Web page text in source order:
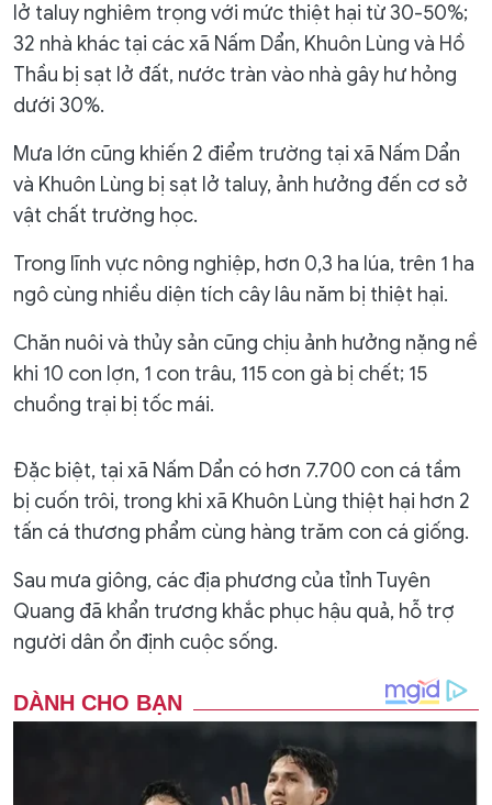
lở taluy nghiêm trọng với mức thiệt hại từ 30-50%;
32 nhà khác tại các xã Nấm Dẩn, Khuôn Lùng và Hồ
Thầu bị sạt lở đất, nước tràn vào nhà gây hư hỏng
dưới 30%.
Mưa lớn cũng khiến 2 điểm trường tại xã Nấm Dẩn
và Khuôn Lùng bị sạt lở taluy, ảnh hưởng đến cơ sở
vật chất trường học.
Trong lĩnh vực nông nghiệp, hơn 0,3 ha lúa, trên 1 ha
ngô cùng nhiều diện tích cây lâu năm bị thiệt hại.
Chăn nuôi và thủy sản cũng chịu ảnh hưởng nặng nề
khi 10 con lợn, 1 con trâu, 115 con gà bị chết; 15
chuồng trại bị tốc mái.
Đặc biệt, tại xã Nấm Dẩn có hơn 7.700 con cá tầm
bị cuốn trôi, trong khi xã Khuôn Lùng thiệt hại hơn 2
tấn cá thương phẩm cùng hàng trăm con cá giống.
Sau mưa giông, các địa phương của tỉnh Tuyên
Quang đã khẩn trương khắc phục hậu quả, hỗ trợ
người dân ổn định cuộc sống.